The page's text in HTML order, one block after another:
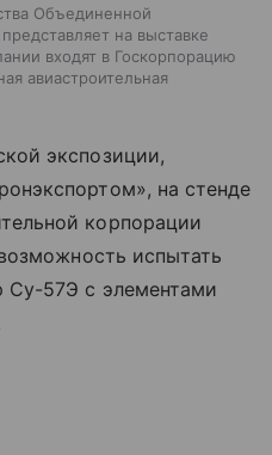
Объединенной
на выставке
входят в Госкорпорацию
авиастроительная
экспозиции,
на стенде
корпорации
испытать
Су-57Э с элементами